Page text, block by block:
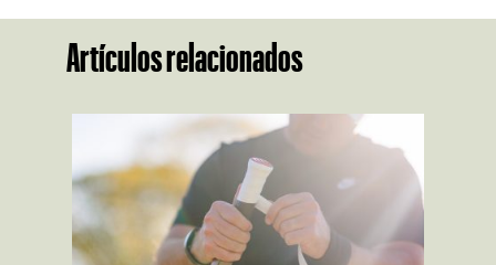
Artículos relacionados